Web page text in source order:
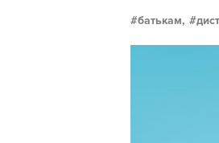
батькам,